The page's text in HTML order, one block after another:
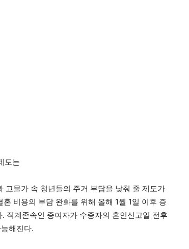
도는
고물가 속 청년들의 주거 부담을 낮춰 줄 제도가
비용의 부담 완화를 위해 올해 1월 1일 이후 증
직계존속인 증여자가 수증자의 혼인신고일 전후
해진다.